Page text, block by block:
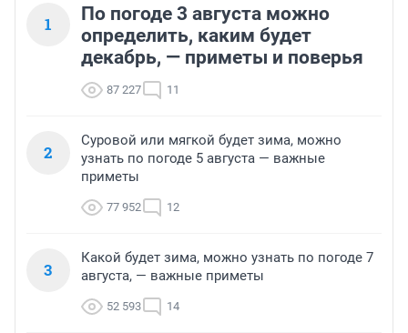
1
По погоде 3 августа можно
определить, каким будет
декабрь, — приметы и поверья
87 227 11
2
Суровой или мягкой будет зима, можно
узнать по погоде 5 августа — важные
приметы
77 952 12
3
Какой будет зима, можно узнать по погоде 7
августа, — важные приметы
52 593 14